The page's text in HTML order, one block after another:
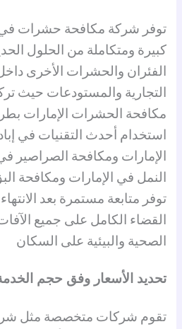
توفر شركة مكافحة حشرات في
كبيرة ومتكاملة من الحلول
الفئران والحشرات الأخرى
التجارية والمستودعات حيث
مكافحة الحشرات الإمارات
استخدام أحدث التقنيات في
الإمارات ومكافحة الصراصير
النمل في الإمارات ومكافحة
توفر متابعة مستمرة بعد
القضاء الكامل على جميع
الصحية والبيئية على السكان
تحديد الأسعار وفق حجم
تقوم شركات متخصصة مثل